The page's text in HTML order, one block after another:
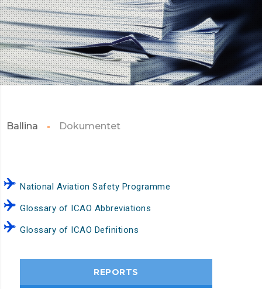
Ballina Dokumentet
National Aviation Safety Programme
Glossary of ICAO Abbreviations
Glossary of ICAO Definitions
REPORTS